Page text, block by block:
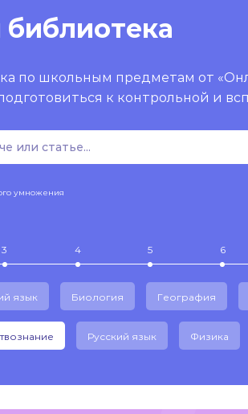
по школьным предметам от
к контрольной и
умножения
3 4 5 6
язык Биология География
Русский язык Физика